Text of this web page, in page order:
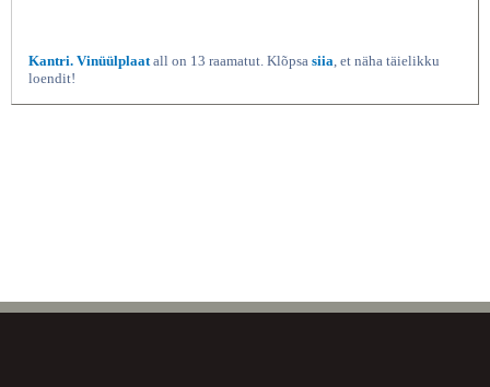
Kantri. Vinüülplaatall on 13 raamatut. Klõpsa siia, et näha täielikku
loendit!